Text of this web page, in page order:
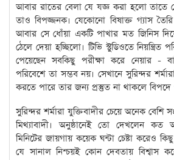
আবার রাতের বেলা যে যজ্ঞ করা হলো তাতে
তাও বিপজ্জনক। যেকোনো বিষাক্ত গ্যাস
আবার সে ধোঁয়া একটি পাখার মত জিনিস
ঠেলে দেয়া হচ্ছিলো। টিভি স্টুডিওতে
পেয়েছেন সবকিছু পরীক্ষা করে নেয়ার -
পরিবেশে তা সম্ভব নয়। সেখানে সুরিন্দর
করতে পারে তার জন্য প্রস্তুত না থাকলে
সুরিন্দর শর্মারা যুক্তিবাদীর চেয়ে অনেক বেশি
মিথ্যাবাদী। অনুষ্ঠানেই তো দেখলেন কত
মিনিটের জায়গায় কয়েক ঘন্টা চেষ্টা করেও
যে সানাল নিশ্চয়ই কোন দেবতায় বিশ্বাস